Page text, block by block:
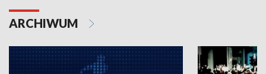
ARCHIWUM